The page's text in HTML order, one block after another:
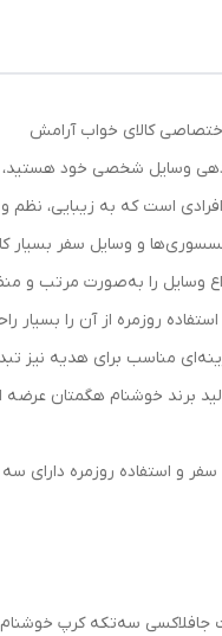
کالای خواب آرامش
وسایل شخصی خود
است که به زیبایی،
و وسایل سفر بسیار
وسایل را به‌صورت مرتب و
روزمره از آن را بسیار
مناسب برای هدیه نیز
برند خوشنام هگمتان
و استفاده روزمره دارای
سه‌تکه کرپ